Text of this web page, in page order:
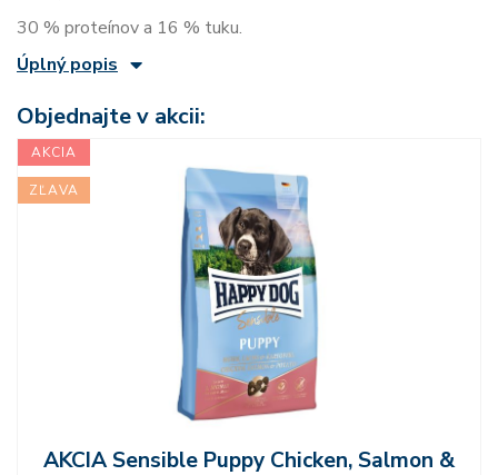
30 % proteínov a 16 % tuku.
Úplný popis
Objednajte v akcii:
AKCIA
ZĽAVA
AKCIA Sensible Puppy Chicken, Salmon &